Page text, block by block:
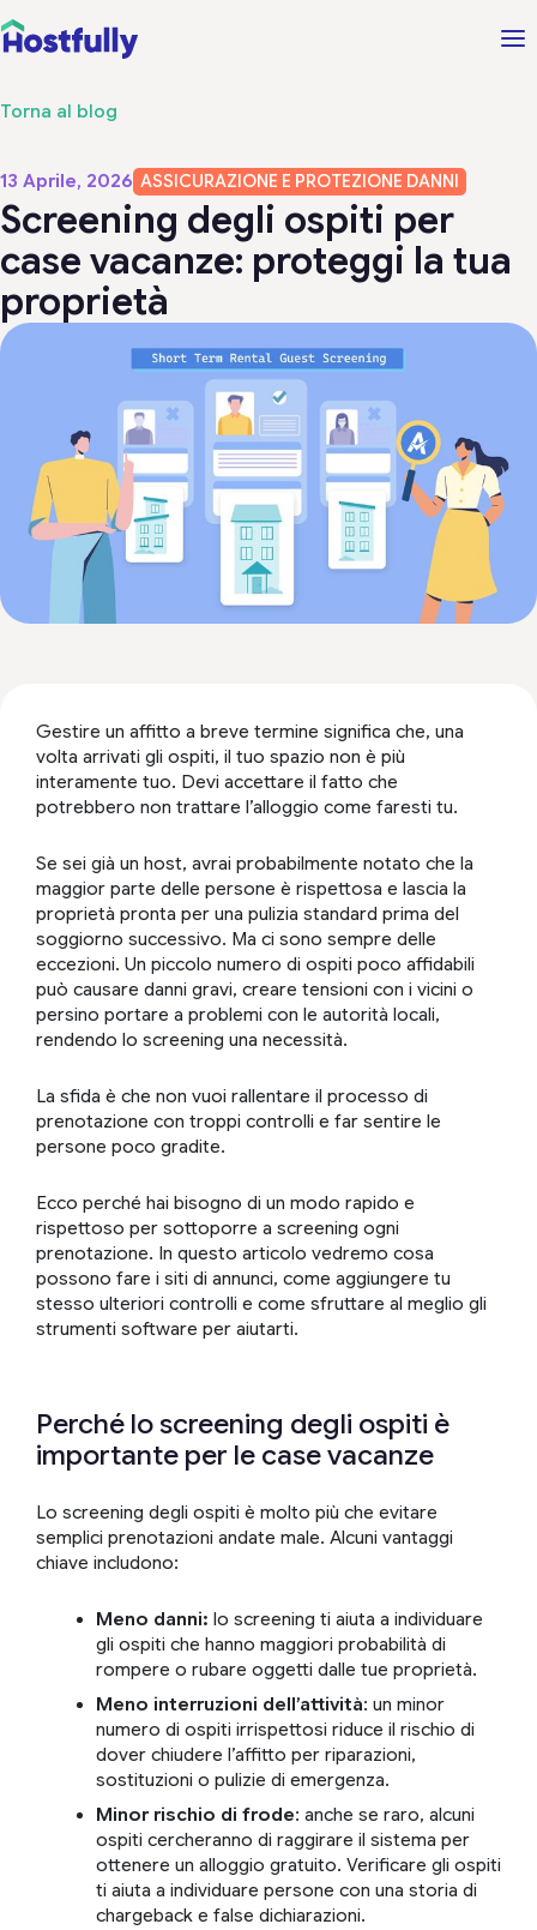
Torna al blog
13 Aprile, 2026 ASSICURAZIONE E PROTEZIONE DANNI
Screening degli ospiti per
case vacanze: proteggi la tua
proprietà
Gestire un affitto a breve termine significa che, una
volta arrivati gli ospiti, il tuo spazio non è più
interamente tuo. Devi accettare il fatto che
potrebbero non trattare l’alloggio come faresti tu.
Se sei già un host, avrai probabilmente notato che la
maggior parte delle persone è rispettosa e lascia la
proprietà pronta per una pulizia standard prima del
soggiorno successivo. Ma ci sono sempre delle
eccezioni. Un piccolo numero di ospiti poco affidabili
può causare danni gravi, creare tensioni con i vicini o
persino portare a problemi con le autorità locali,
rendendo lo screening una necessità.
La sfida è che non vuoi rallentare il processo di
prenotazione con troppi controlli e far sentire le
persone poco gradite.
Ecco perché hai bisogno di un modo rapido e
rispettoso per sottoporre a screening ogni
prenotazione. In questo articolo vedremo cosa
possono fare i siti di annunci, come aggiungere tu
stesso ulteriori controlli e come sfruttare al meglio gli
strumenti software per aiutarti.
Perché lo screening degli ospiti è
importante per le case vacanze
Lo screening degli ospiti è molto più che evitare
semplici prenotazioni andate male. Alcuni vantaggi
chiave includono:
Meno danni: lo screening ti aiuta a individuare
gli ospiti che hanno maggiori probabilità di
rompere o rubare oggetti dalle tue proprietà.
Meno interruzioni dell’attività: un minor
numero di ospiti irrispettosi riduce il rischio di
dover chiudere l’affitto per riparazioni,
sostituzioni o pulizie di emergenza.
Minor rischio di frode: anche se raro, alcuni
ospiti cercheranno di raggirare il sistema per
ottenere un alloggio gratuito. Verificare gli ospiti
ti aiuta a individuare persone con una storia di
chargeback e false dichiarazioni.